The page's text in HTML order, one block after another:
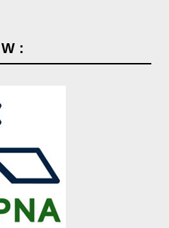
W :